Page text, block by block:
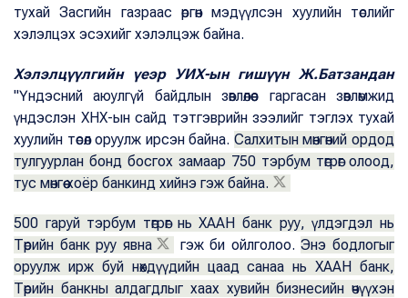
тухай Засгийн газраас өргөн мэдүүлсэн хуулийн төслийг
хэлэлцэх эсэхийг хэлэлцэж байна.
Хэлэлцүүлгийн үеэр УИХ-ын гишүүн Ж.Батзандан
"Үндэсний аюулгүй байдлын зөвлөлөөс гаргасан зөвлөмжид
үндэслэн ХНХ-ын сайд тэтгэврийн зээлийг тэглэх тухай
хуулийн төсөл оруулж ирсэн байна. Салхитын мөнгөний ордод
тулгуурлан бонд босгох замаар 750 тэрбум төгрөг олоод,
тус мөнгөө хоёр банкинд хийнэ гэж байна.
500 гаруй тэрбум төгрөг нь ХААН банк руу, үлдэгдэл нь
Төрийн банк руу явна
гэж би ойлголоо.Энэ бодлогыг
оруулж ирж буй нөхдүүдийн цаад санаа нь ХААН банк,
Төрийн банкны алдагдлыг хаах хувийн бизнесийн өчүүхэн